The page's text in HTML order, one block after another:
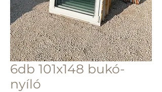
6db 101x148 bukó-
nyíló